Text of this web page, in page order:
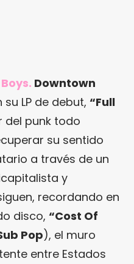
Downtown
LP de debut, “Full
del punk todo
su sentido
a través de un
y
recordando en
disco, “Cost Of
Pop), el muro
entre Estados